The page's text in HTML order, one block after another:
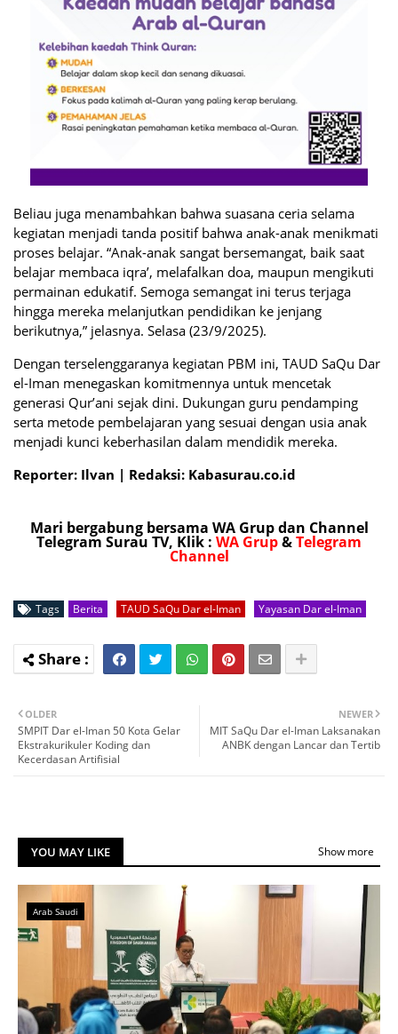
Beliau juga menambahkan bahwa suasana ceria selama
kegiatan menjadi tanda positif bahwa anak-anak menikmati
proses belajar. “Anak-anak sangat bersemangat, baik saat
belajar membaca iqra’, melafalkan doa, maupun mengikuti
permainan edukatif. Semoga semangat ini terus terjaga
hingga mereka melanjutkan pendidikan ke jenjang
berikutnya,” jelasnya. Selasa (23/9/2025).
Dengan terselenggaranya kegiatan PBM ini, TAUD SaQu Dar
el-Iman menegaskan komitmennya untuk mencetak
generasi Qur’ani sejak dini. Dukungan guru pendamping
serta metode pembelajaran yang sesuai dengan usia anak
menjadi kunci keberhasilan dalam mendidik mereka.
Reporter: Ilvan | Redaksi: Kabasurau.co.id
Mari bergabung bersama WA Grup dan Channel
Telegram Surau TV, Klik : WA Grup&Telegram
Channel
Tags Berita TAUD SaQu Dar el-Iman Yayasan Dar el-Iman
NEWER
MIT SaQu Dar el-Iman Laksanakan
ANBK dengan Lancar dan Tertib
OLDER
SMPIT Dar el-Iman 50 Kota Gelar
Ekstrakurikuler Koding dan
Kecerdasan Artifisial
YOU MAY LIKE Show more
Arab Saudi